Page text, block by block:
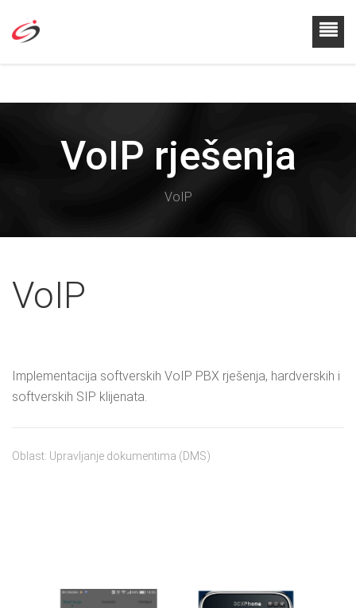
VoIP rješenja
VoIP
VoIP
Implementacija softverskih VoIP PBX rješenja, hardverskih i
softverskih SIP klijenata.
Oblast: Upravljanje dokumentima (DMS)